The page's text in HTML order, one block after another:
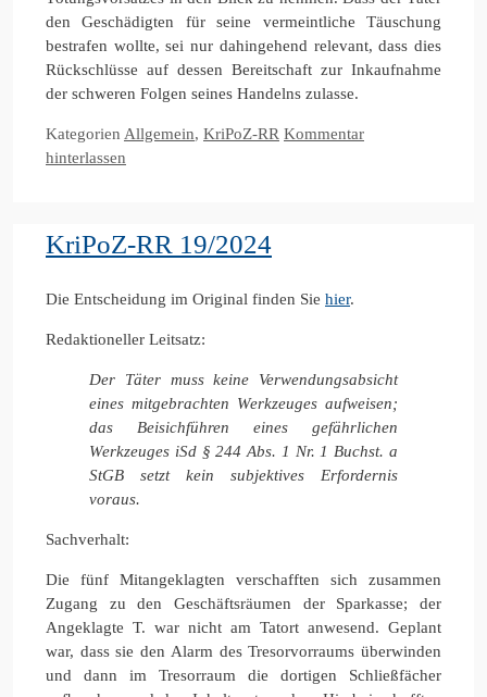
den Geschädigten für seine vermeintliche Täuschung
bestrafen wollte, sei nur dahingehend relevant, dass dies
Rückschlüsse auf dessen Bereitschaft zur Inkaufnahme
der schweren Folgen seines Handelns zulasse.
Kategorien Allgemein, KriPoZ-RR Kommentar
hinterlassen
KriPoZ-RR 19/2024
Die Entscheidung im Original finden Sie hier.
Redaktioneller Leitsatz:
Der Täter muss keine Verwendungsabsicht
eines mitgebrachten Werkzeuges aufweisen;
das Beisichführen eines gefährlichen
Werkzeuges iSd § 244 Abs. 1 Nr. 1 Buchst. a
StGB setzt kein subjektives Erfordernis
voraus.
Sachverhalt:
Die fünf Mitangeklagten verschafften sich zusammen
Zugang zu den Geschäftsräumen der Sparkasse; der
Angeklagte T. war nicht am Tatort anwesend. Geplant
war, dass sie den Alarm des Tresorvorraums überwinden
und dann im Tresorraum die dortigen Schließfächer